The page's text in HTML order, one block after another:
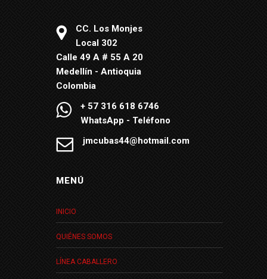
CC. Los Monjes
Local 302
Calle 49 A # 55 A 20
Medellín - Antioquia
Colombia
+ 57 316 618 6746
WhatsApp - Teléfono
jmcubas44@hotmail.com
MENÚ
INICIO
QUIÉNES SOMOS
LÍNEA CABALLERO